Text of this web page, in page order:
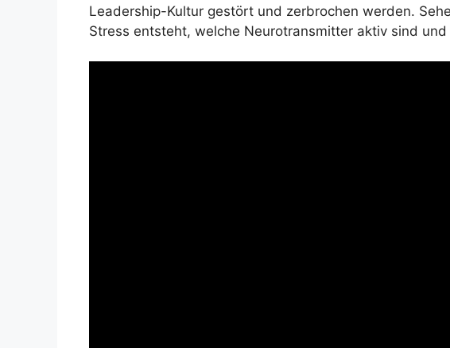
Leadership-Kultur gestört und zerbrochen werden.
Stress entsteht, welche Neurotransmitter aktiv sind